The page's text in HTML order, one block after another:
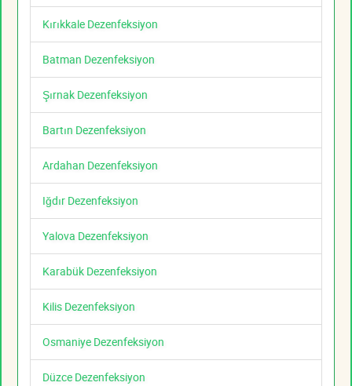
Kırıkkale Dezenfeksiyon
Batman Dezenfeksiyon
Şırnak Dezenfeksiyon
Bartın Dezenfeksiyon
Ardahan Dezenfeksiyon
Iğdır Dezenfeksiyon
Yalova Dezenfeksiyon
Karabük Dezenfeksiyon
Kilis Dezenfeksiyon
Osmaniye Dezenfeksiyon
Düzce Dezenfeksiyon